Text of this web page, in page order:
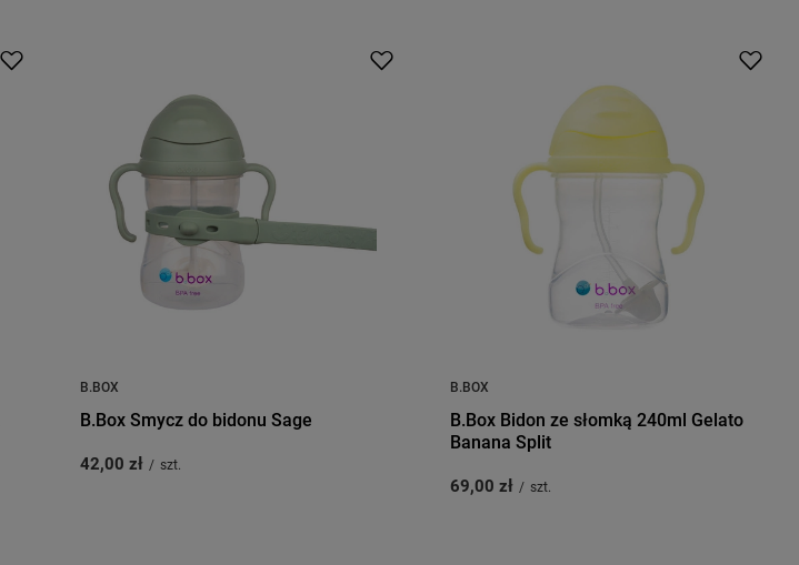
B.BOX
B.Box Smycz do bidonu Sage
42,00 zł / szt.
B.BOX
B.Box Bidon ze słomką 240ml Gelato
Banana Split
69,00 zł / szt.